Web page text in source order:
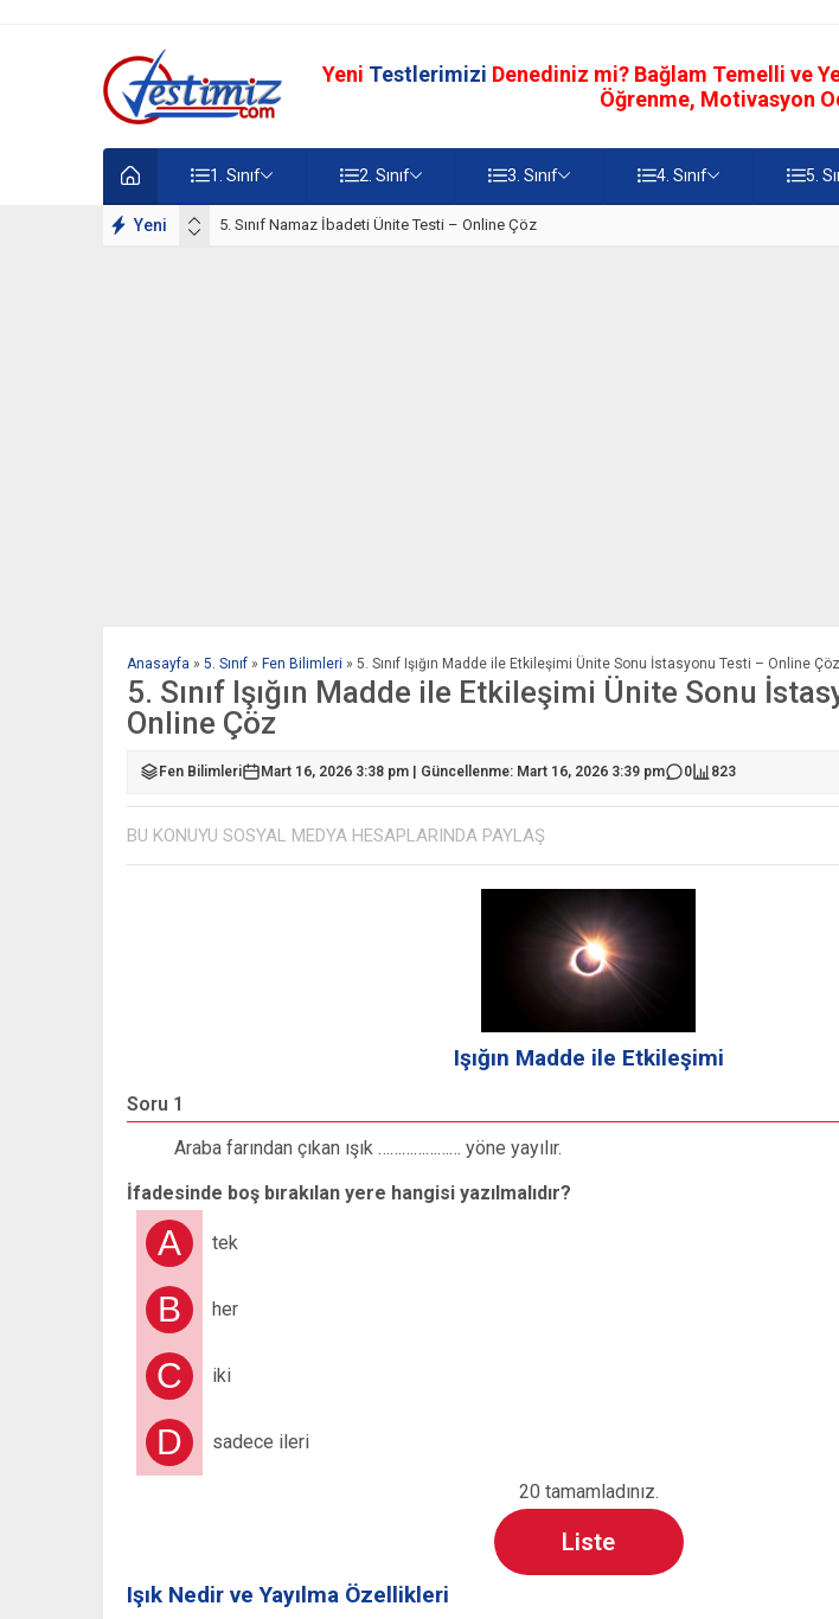
Yeni Testlerimizi Denediniz mi? Bağlam Temelli ve
Öğrenme, Motivasyon
1. Sınıf 2. Sınıf 3. Sınıf 4. Sınıf 5.
Yeni 5. Sınıf Namaz İbadeti Ünite Testi – Online Çöz
Anasayfa » 5. Sınıf » Fen Bilimleri » 5. Sınıf Işığın Madde ile Etkileşimi Ünite Sonu İstasyonu Testi – Online Çöz
5. Sınıf Işığın Madde ile Etkileşimi Ünite Sonu
Online Çöz
Fen Bilimleri Mart 16, 2026 3:38 pm | Güncellenme: Mart 16, 2026 3:39 pm 0 823
BU KONUYU SOSYAL MEDYA HESAPLARINDA PAYLAŞ
Işığın Madde ile Etkileşimi
Soru 1
Araba farından çıkan ışık ………………… yöne yayılır.
İfadesinde boş bırakılan yere hangisi yazılmalıdır?
A tek
B her
C iki
D sadece ileri
20 tamamladınız.
Liste
Işık Nedir ve Yayılma Özellikleri